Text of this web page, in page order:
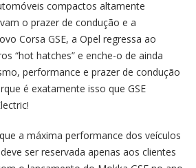
compactos altamente
o prazer de condução e a
Corsa GSE, a Opel regressa ao
“hot hatches” e enche-o de ainda
performance e prazer de condução
é exatamente isso que GSE
a máxima performance dos veículos
ser reservada apenas aos clientes